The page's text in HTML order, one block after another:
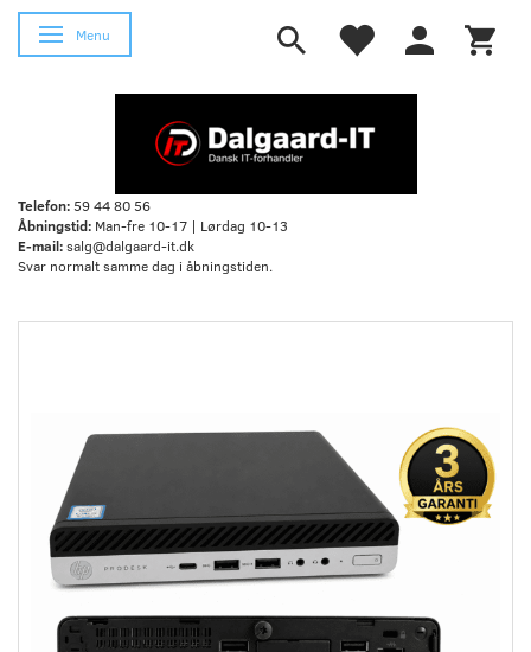
Skifte navigation
Menu
Telefon:59 44 80 56
Åbningstid: Man-fre 10-17 | Lørdag 10-13
E-mail:salg@dalgaard-it.dk
Svar normalt samme dag i åbningstiden.